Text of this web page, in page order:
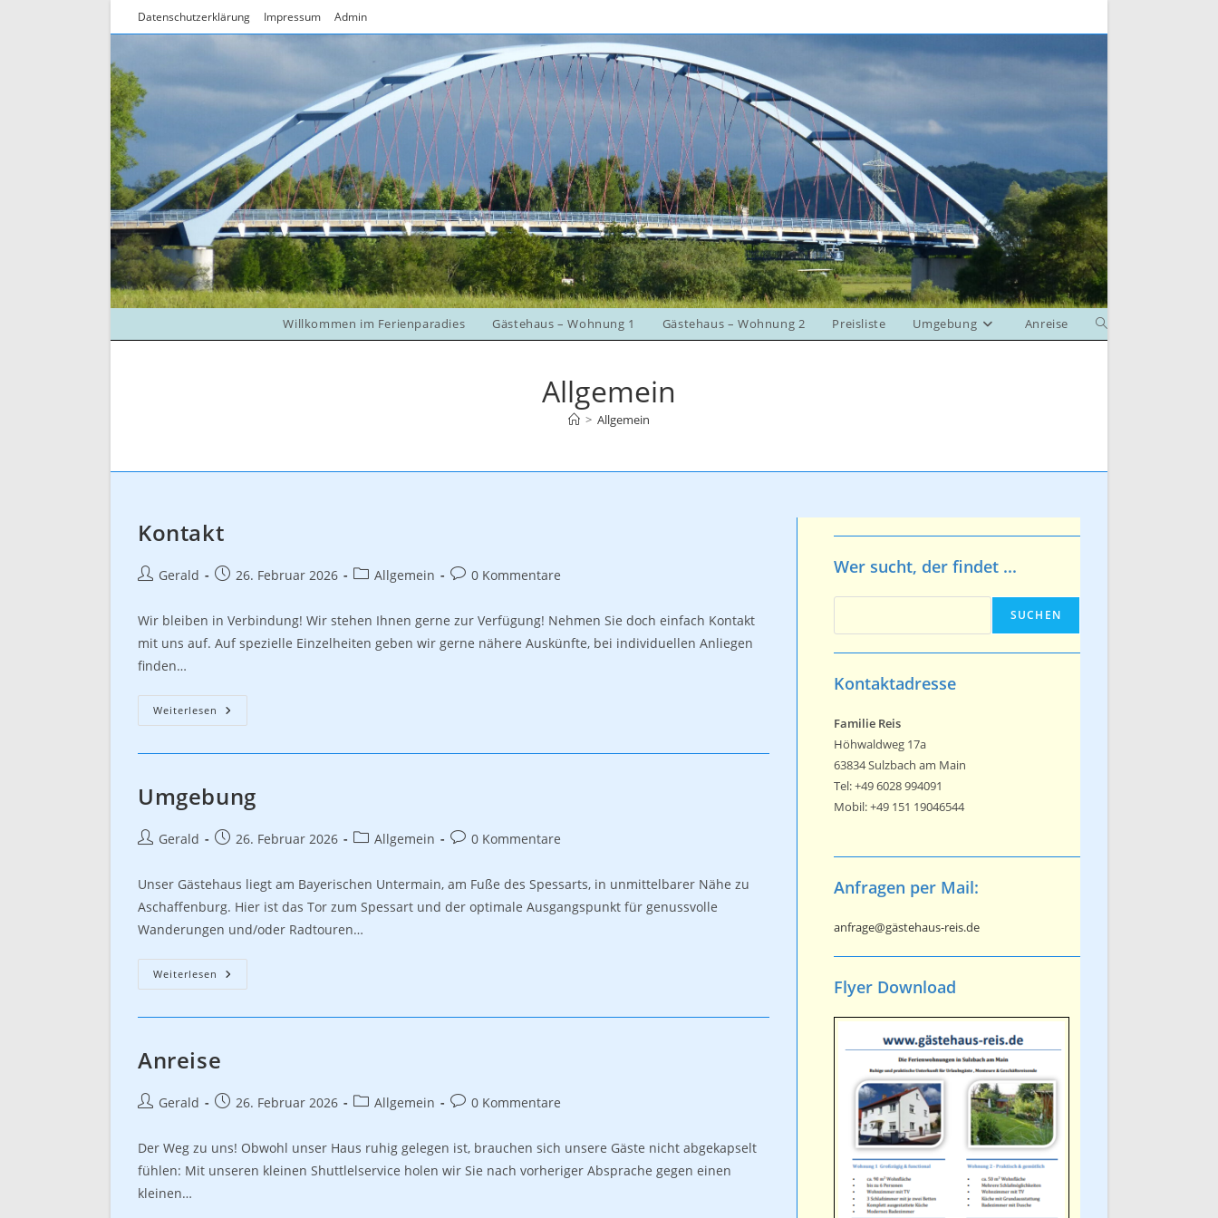
Datenschutzerklärung Impressum Admin
Willkommen im Ferienparadies Gästehaus – Wohnung 1 Gästehaus – Wohnung 2 Preisliste Umgebung Anreise
Website-
Allgemein
> Allgemein
Kontakt
Beitrags-
Gerald
Beitrag26. Februar 2026
Beitrags-
Allgemein
Beitrags-
0 Kommentare
Wir bleiben in Verbindung! Wir stehen Ihnen gerne zur Verfügung! Nehmen Sie doch einfach Kontakt
mit uns auf. Auf spezielle Einzelheiten geben wir gerne nähere Auskünfte, bei individuellen Anliegen
finden…
Weiterlesen Kontakt
Umgebung
Beitrags-
Gerald
Beitrag26. Februar 2026
Beitrags-
Allgemein
Beitrags-
0 Kommentare
Unser Gästehaus liegt am Bayerischen Untermain, am Fuße des Spessarts, in unmittelbarer Nähe zu
Aschaffenburg. Hier ist das Tor zum Spessart und der optimale Ausgangspunkt für genussvolle
Wanderungen und/oder Radtouren…
Weiterlesen Umgebung
Anreise
Beitrags-
Gerald
Beitrag26. Februar 2026
Beitrags-
Allgemein
Beitrags-
0 Kommentare
Der Weg zu uns! Obwohl unser Haus ruhig gelegen ist, brauchen sich unsere Gäste nicht abgekapselt
fühlen: Mit unseren kleinen Shuttlelservice holen wir Sie nach vorheriger Absprache gegen einen
kleinen…
Wer sucht, der findet ...
SUCHEN
Kontaktadresse
Familie Reis
Höhwaldweg 17a
63834 Sulzbach am Main
Tel: +49 6028 994091
Mobil: +49 151 19046544
Anfragen per Mail:
anfrage@gästehaus-reis.de
Flyer Download